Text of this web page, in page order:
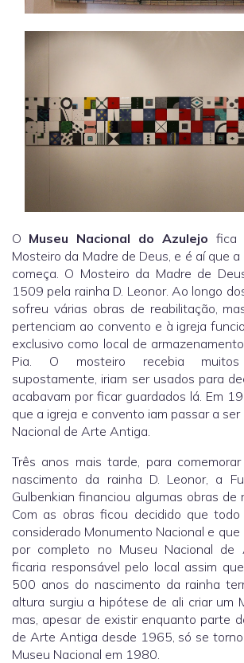
O Museu Nacional do Azulejo fica
Mosteiro da Madre de Deus, e é aí que
começa. O Mosteiro da Madre de
1509 pela rainha D. Leonor. Ao longo
sofreu várias obras de reabilitação,
pertenciam ao convento e à igreja
exclusivo como local de
Pia. O mosteiro recebia muitos
supostamente, iriam ser usados para
acabavam por ficar guardados lá. Em
que a igreja e convento iam passar a
Nacional de Arte Antiga.
Três anos mais tarde, para
nascimento da rainha D. Leonor, a
Gulbenkian financiou algumas obras de
Com as obras ficou decidido que
considerado Monumento Nacional e que
por completo no Museu Nacional de
ficaria responsável pelo local assim
500 anos do nascimento da rainha
altura surgiu a hipótese de ali criar um
mas, apesar de existir enquanto parte
de Arte Antiga desde 1965, só se
Museu Nacional em 1980.